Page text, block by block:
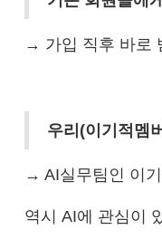
→ 가입 직후 바로
우리(이기적멤
→ AI실무팀인 이기
역시 AI에 관심이